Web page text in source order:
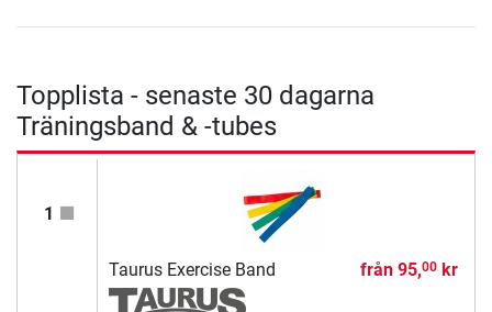
Topplista - senaste 30 dagarna
Träningsband & -tubes
1
Taurus Exercise Band från 95,00kr